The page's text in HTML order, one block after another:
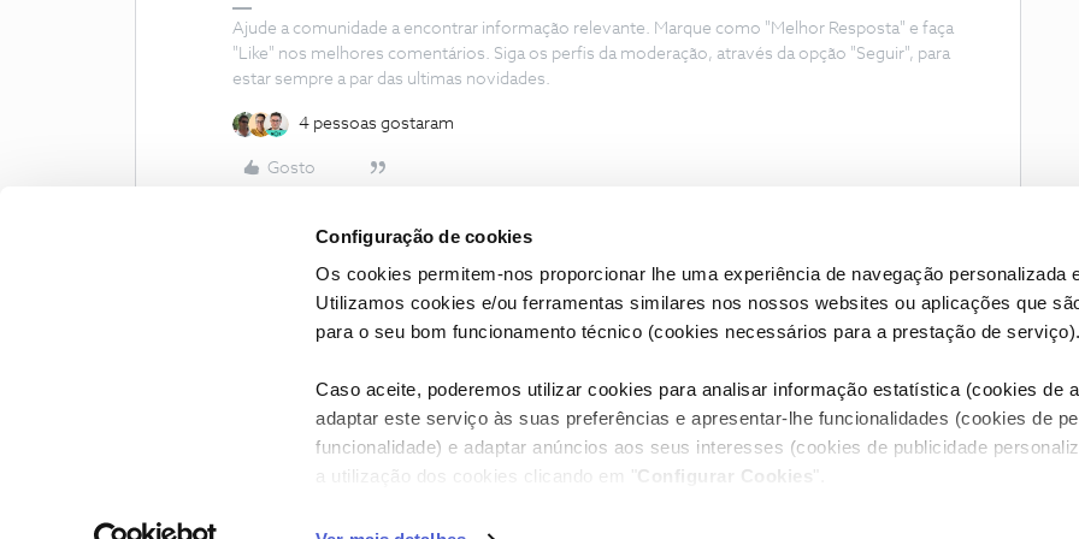
Configuração de cookies
Os cookies permitem-nos proporcionar lhe uma experiência de navegação personalizada
Utilizamos cookies e/ou ferramentas similares nos nossos websites ou aplicações que
para o seu bom funcionamento técnico (cookies necessários para a prestação de
Caso aceite, poderemos utilizar cookies para analisar informação estatística (cookies de
adaptar este serviço às suas preferências e apresentar-lhe funcionalidades (cookies de
funcionalidade) e adaptar anúncios aos seus interesses (cookies de publicidade
a utilização dos cookies clicando em " Configurar Cookies ".
Ajude a comunidade a encontrar informação relevante. Marque como "Melhor Resposta" e faça
"Like" nos melhores comentários. Siga os perfis da moderação, através da opção "Seguir", para
estar sempre a par das ultimas novidades.
4 pessoas gostaram
Gosto
Condições do Fórum NOS Accessibility statement